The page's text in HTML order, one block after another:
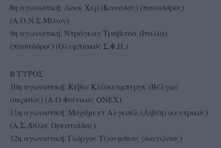
8η αγωνιστική: Λουκ Χερ (Καναδάς) (πασαδόρος)
(Α.Ο.Ν.Σ.Μίλων)
9η αγωνιστική: Ντράγκαν Τράβιτσα (Ιταλία)
(πασαδόρος) (Ολυμπιακός Σ.Φ.Π.)
Β΄ΓΥΡΟΣ
10η αγωνιστική: Κέβιν Κλίνκενμπεργκ (Bέλγιο)
(ακραίος) (Α.Ο.Φοίνικας ΟΝΕΧ)
11η αγωνιστική: Μοχάμεντ Αλγκούλ (Λιβύη) (κεντρικός)
(Α.Σ.Άθλος Ορεστιάδας)
12η αγωνιστική: Γιώργος Τζιουμάκας (διαγώνιος)